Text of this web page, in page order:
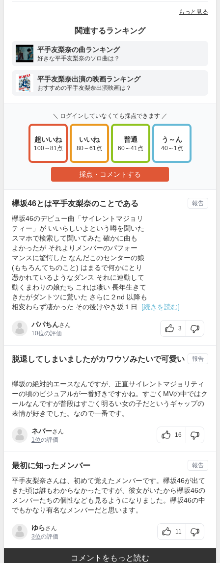
もっと見る
関連するランキング
平手友梨奈の曲ランキング
好きな平手友梨奈のソロ曲は？
平手友梨奈出演の映画ランキング
おすすめの平手友梨奈出演映画は？
＼ ログインしていなくても採点できます ／
超いいね
100～81点
いいね
80～61点
普通
60～41点
う～ん
40～1点
採点・コメントする
欅坂46とは平手友梨奈のことである
欅坂46のデビュー曲「サイレントマジョリ
ティー」が いいらしいよという噂を聞いた
スマホで検索して聞いてみた 確かに曲も
よかったが それよりメンバーのパフォー
マンスに驚愕した なんだこのセンターの娘
(もちろんてちのこと) はまるで何かにとり
憑かれているようなダンス それに連動して
動くまわりの娘たち これは凄い 長年生きて
きたがダントツに驚いた さらに２nd 以降も
相変わらず凄かった その後けやき坂１日
[続きを読む]
パパちんさん
10位の評価
3
報告
脱退してしまいましたがカワウソみたいで可愛い
欅坂の絶対的エースなんですが、正直サイレントマジョリティ
ーの頃のビジュアルが一番好きですかね。すごくMVの中ではク
ールなんですが普段はすごく明るい女の子だというギャップの
表情が好きでした。なので一番です。
ネバーさん
1位の評価
16
報告
最初に知ったメンバー
平手友梨奈さんは、初めて覚えたメンバーです。欅坂46が出て
きた頃は誰もわからなかったですが、彼女がいたから欅坂46の
メンバーたちの個性なども見るようになりました。欅坂46の中
でもかなり有名なメンバーだと思います。
ゆらさん
3位の評価
11
報告
コメントをもっと読む